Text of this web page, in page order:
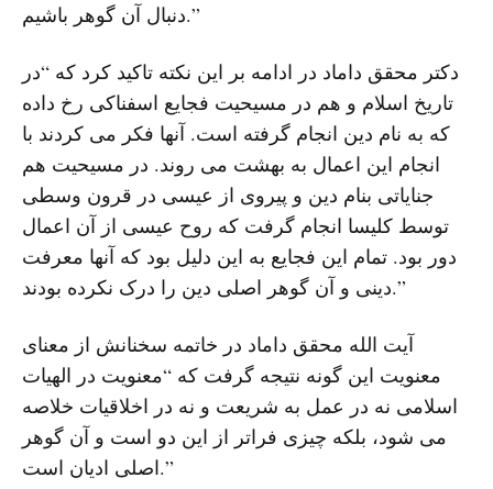
دنبال آن گوهر باشیم.”
دکتر محقق داماد در ادامه بر این نکته تاکید کرد که “در
تاریخ اسلام و هم در مسیحیت فجایع اسفناکی رخ داده
که به نام دین انجام گرفته است. آنها فکر می کردند با
انجام این اعمال به بهشت می روند. در مسیحیت هم
جنایاتی بنام دین و پیروی از عیسی در قرون وسطی
توسط کلیسا انجام گرفت که روح عیسی از آن اعمال
دور بود. تمام این فجایع به این دلیل بود که آنها معرفت
دینی و آن گوهر اصلی دین را درک نکرده بودند.”
آیت الله محقق داماد در خاتمه سخنانش از معنای
معنویت این گونه نتیجه گرفت که “معنویت در الهیات
اسلامی نه در عمل به شریعت و نه در اخلاقیات خلاصه
می شود، بلکه چیزی فراتر از این دو است و آن گوهر
اصلی ادیان است.”